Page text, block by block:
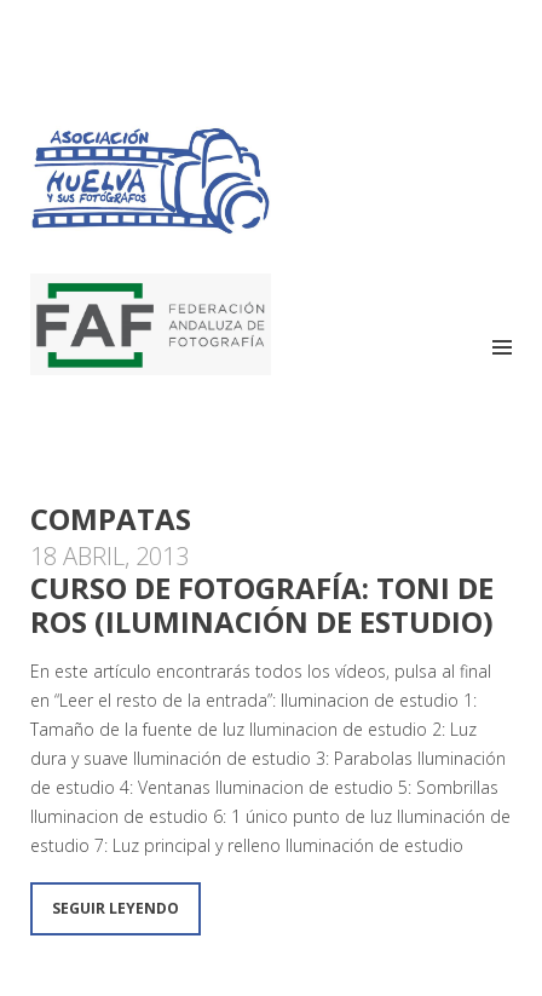
HUELVA Y SUS
FOTÓGRAFOS
COMPATAS
18 ABRIL, 2013
CURSO DE FOTOGRAFÍA: TONI DE
ROS (ILUMINACIÓN DE ESTUDIO)
En este artículo encontrarás todos los vídeos, pulsa al final
en “Leer el resto de la entrada”: Iluminacion de estudio 1:
Tamaño de la fuente de luz Iluminacion de estudio 2: Luz
dura y suave Iluminación de estudio 3: Parabolas Iluminación
de estudio 4: Ventanas Iluminacion de estudio 5: Sombrillas
Iluminacion de estudio 6: 1 único punto de luz Iluminación de
estudio 7: Luz principal y relleno Iluminación de estudio
SEGUIR LEYENDO